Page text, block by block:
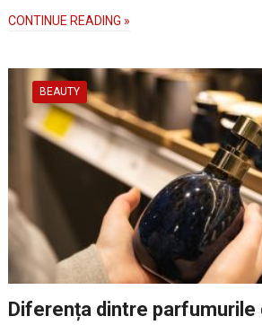
CONTINUE READING »
BEAUTY
Diferența dintre parfumurile